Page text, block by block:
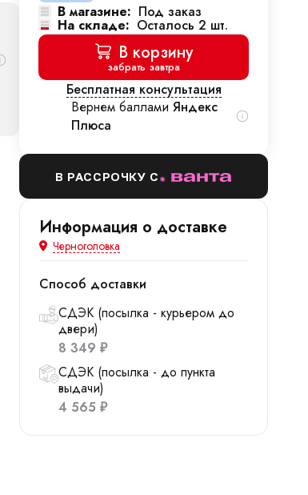
В магазине: Под заказ
На складе: Осталось 2 шт.
В корзину
забрать завтра
Бесплатная консультация
Вернем баллами Яндекс
Плюса
В РАССРОЧКУ С
Информация о доставке
Черноголовка
Способ доставки
СДЭК (посылка - курьером до
двери)
8 349 ₽
СДЭК (посылка - до пункта
выдачи)
4 565 ₽